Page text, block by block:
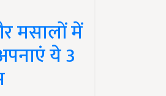
मसालों में
ये 3